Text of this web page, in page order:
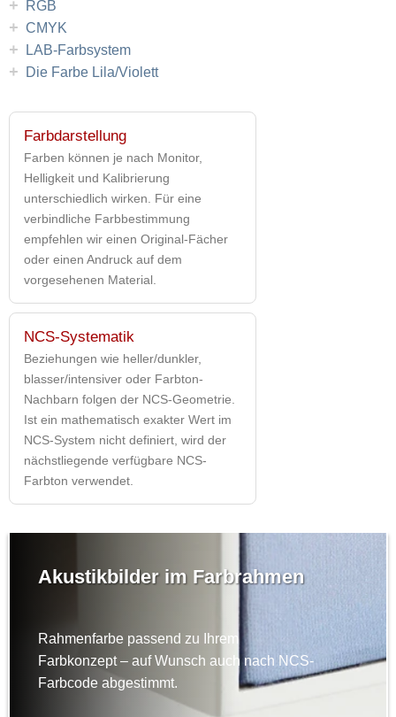
+ RGB
+ CMYK
+ LAB-Farbsystem
+ Die Farbe Lila/Violett
Farbdarstellung
Farben können je nach Monitor,
Helligkeit und Kalibrierung
unterschiedlich wirken. Für eine
verbindliche Farbbestimmung
empfehlen wir einen Original-Fächer
oder einen Andruck auf dem
vorgesehenen Material.
NCS-Systematik
Beziehungen wie heller/dunkler,
blasser/intensiver oder Farbton-
Nachbarn folgen der NCS-Geometrie.
Ist ein mathematisch exakter Wert im
NCS-System nicht definiert, wird der
nächstliegende verfügbare NCS-
Farbton verwendet.
Akustikbilder im Farbrahmen
Rahmenfarbe passend zu Ihrem
Farbkonzept – auf Wunsch auch nach NCS-
Farbcode abgestimmt.